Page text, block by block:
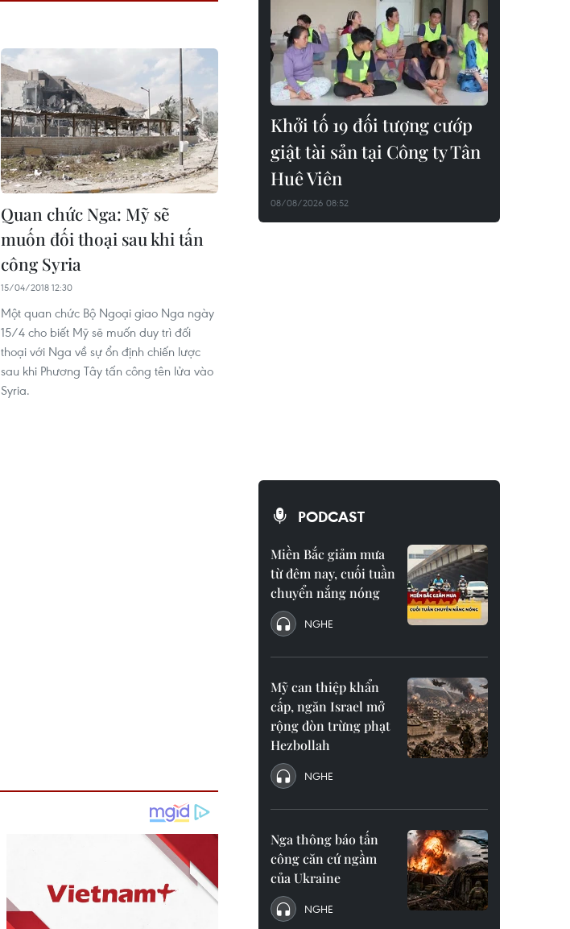
Quan chức Nga: Mỹ sẽ
muốn đối thoại sau khi tấn
công Syria
15/04/2018 12:30
Một quan chức Bộ Ngoại giao Nga ngày
15/4 cho biết Mỹ sẽ muốn duy trì đối
thoại với Nga về sự ổn định chiến lược
sau khi Phương Tây tấn công tên lửa vào
Syria.
Khởi tố 19 đối tượng cướp
giật tài sản tại Công ty Tân
Huê Viên
08/08/2026 08:52
PODCAST
Miền Bắc giảm mưa
từ đêm nay, cuối tuần
chuyển nắng nóng
NGHE
Mỹ can thiệp khẩn
cấp, ngăn Israel mở
rộng đòn trừng phạt
Hezbollah
NGHE
Nga thông báo tấn
công căn cứ ngầm
của Ukraine
NGHE